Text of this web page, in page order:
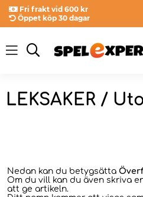
Fri frakt vid 600 kr
Öppet köp 30 dagar
LEKSAKER /
Nedan kan du betygsätta
Om du vill kan du även skriva
att ge artikeln.